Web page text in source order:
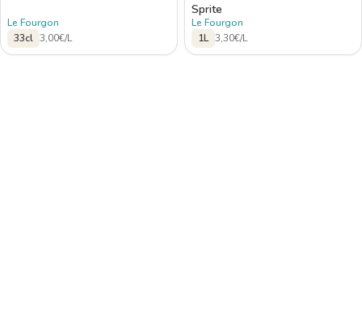
Le Fourgon
33cl 3,00€/L
Sprite
Le Fourgon
1L 3,30€/L